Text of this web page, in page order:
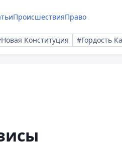
ПроисшествияПраво
Конституция #Гордость